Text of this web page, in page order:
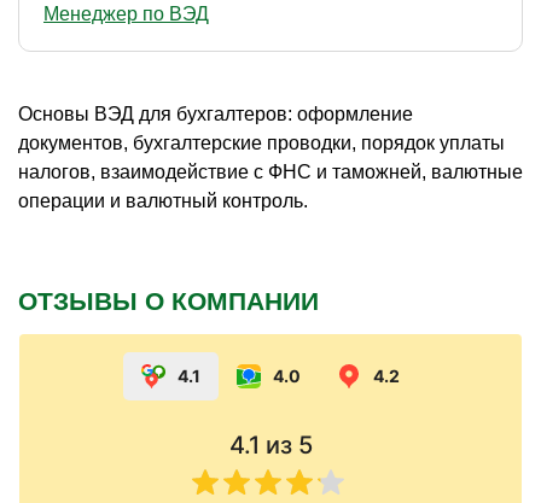
Менеджер по ВЭД
Основы ВЭД для бухгалтеров: оформление
документов, бухгалтерские проводки, порядок уплаты
налогов, взаимодействие с ФНС и таможней, валютные
операции и валютный контроль.
ОТЗЫВЫ О КОМПАНИИ
4.1 4.0 4.2
4.1 из 5